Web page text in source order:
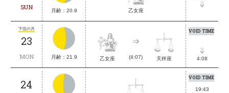
SUN 月齢：20.9 乙女座
下弦の月
23
MON 月齢：21.9 乙女座 (4:07) 天秤座
VOID TIME
4:08
24
VOID TIME
19:43